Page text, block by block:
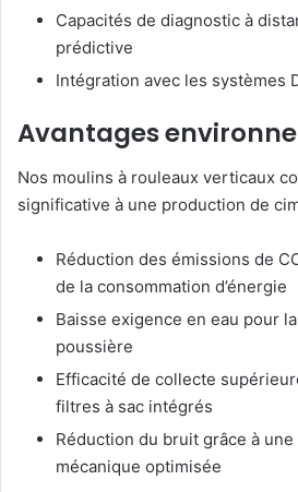
Capacités de diagnostic à
prédictive
Intégration avec les systèmes
Avantages
Nos moulins à rouleaux verticaux
significative à une production de
Réduction des émissions de
de la consommation d’énergie
Baisse exigence en eau pour
poussière
Efficacité de collecte
filtres à sac intégrés
Réduction du bruit grâce à
mécanique optimisée